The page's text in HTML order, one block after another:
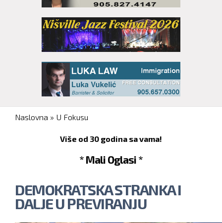
You are here
Naslovna » U Fokusu
Više od 30 godina sa vama!
* Mali Oglasi *
DEMOKRATSKA STRANKA I
DALJE U PREVIRANJU